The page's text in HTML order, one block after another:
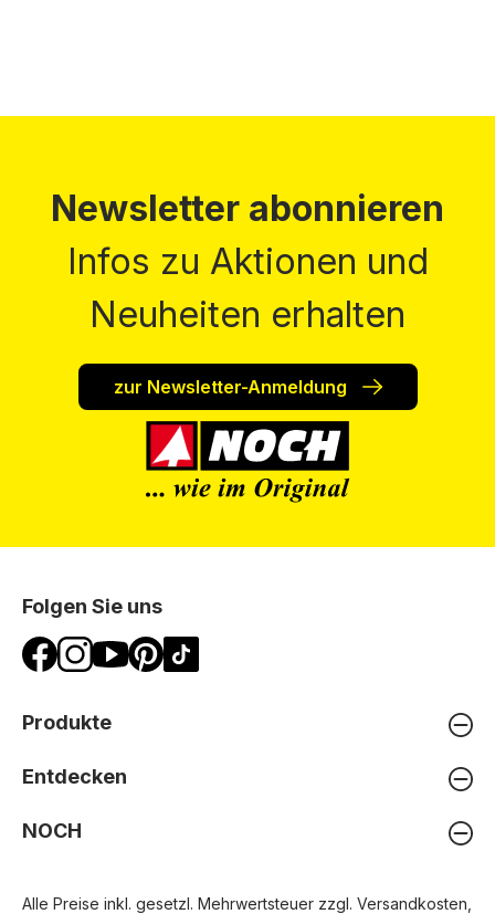
Newsletter abonnieren
Infos zu Aktionen und
Neuheiten erhalten
zur Newsletter-Anmeldung
Folgen Sie uns
Produkte
Entdecken
NOCH
Alle Preise inkl. gesetzl. Mehrwertsteuer zzgl. Versandkosten